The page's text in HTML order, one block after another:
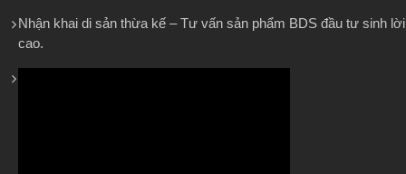
Nhận khai di sản thừa kế – Tư vấn sản phẩm BDS đầu tư sinh lời
cao.